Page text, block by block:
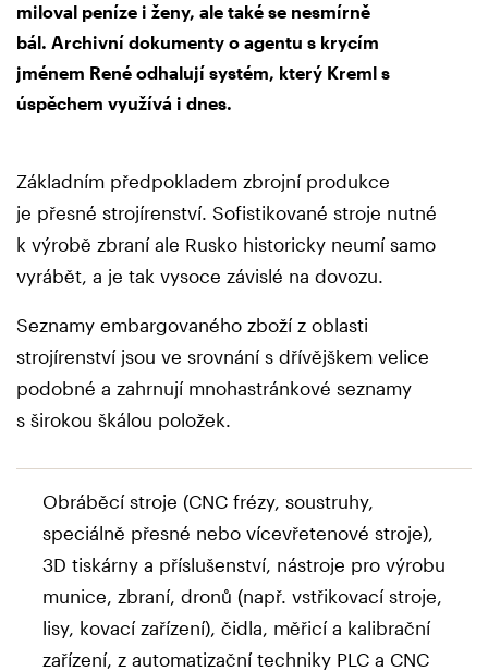
miloval peníze i ženy, ale také se nesmírně
bál. Archivní dokumenty o agentu s krycím
jménem René odhalují systém, který Kreml s
úspěchem využívá i dnes.
Základním předpokladem zbrojní produkce
je přesné strojírenství. Sofistikované stroje nutné
k výrobě zbraní ale Rusko historicky neumí samo
vyrábět, a je tak vysoce závislé na dovozu.
Seznamy embargovaného zboží z oblasti
strojírenství jsou ve srovnání s dřívějškem velice
podobné a zahrnují mnohastránkové seznamy
s širokou škálou položek.
Obráběcí stroje (CNC frézy, soustruhy,
speciálně přesné nebo vícevřetenové stroje),
3D tiskárny a příslušenství, nástroje pro výrobu
munice, zbraní, dronů (např. vstřikovací stroje,
lisy, kovací zařízení), čidla, měřicí a kalibrační
zařízení, z automatizační techniky PLC a CNC